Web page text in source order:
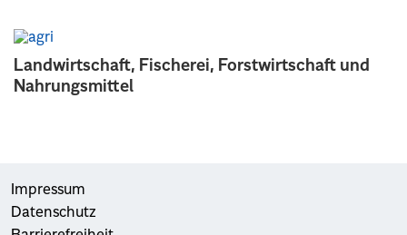
Landwirtschaft, Fischerei, Forstwirtschaft und
Nahrungsmittel
Impressum
Datenschutz